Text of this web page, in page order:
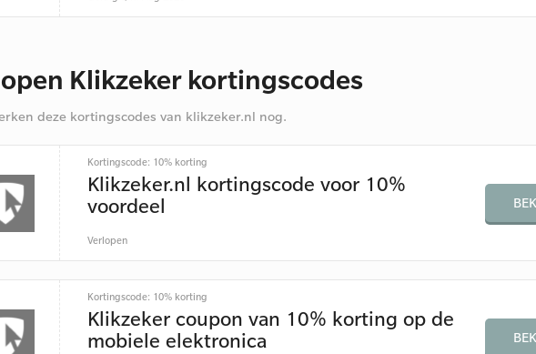
Klikzeker kortingscodes
deze kortingscodes van klikzeker.nl nog.
Kortingscode: 10% korting
Klikzeker.nl kortingscode voor 10%
voordeel
Verlopen
Kortingscode: 10% korting
Klikzeker coupon van 10% korting op de
mobiele elektronica